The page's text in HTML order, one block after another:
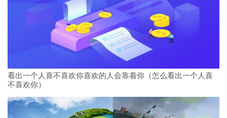
看出一个人喜不喜欢你喜欢的人会靠着你（怎么看出一个人喜
不喜欢你）